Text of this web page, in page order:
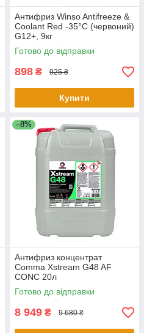
Антифриз Winso Antifreeze &
Coolant Red -35°C (червоний)
G12+, 9кг
Готово до відправки
898 ₴ 925 ₴
Купити
–8%
Антифриз концентрат
Comma Xstream G48 AF
CONC 20л
Готово до відправки
8 949 ₴ 9 680 ₴